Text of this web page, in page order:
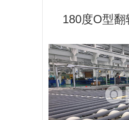
180度O型